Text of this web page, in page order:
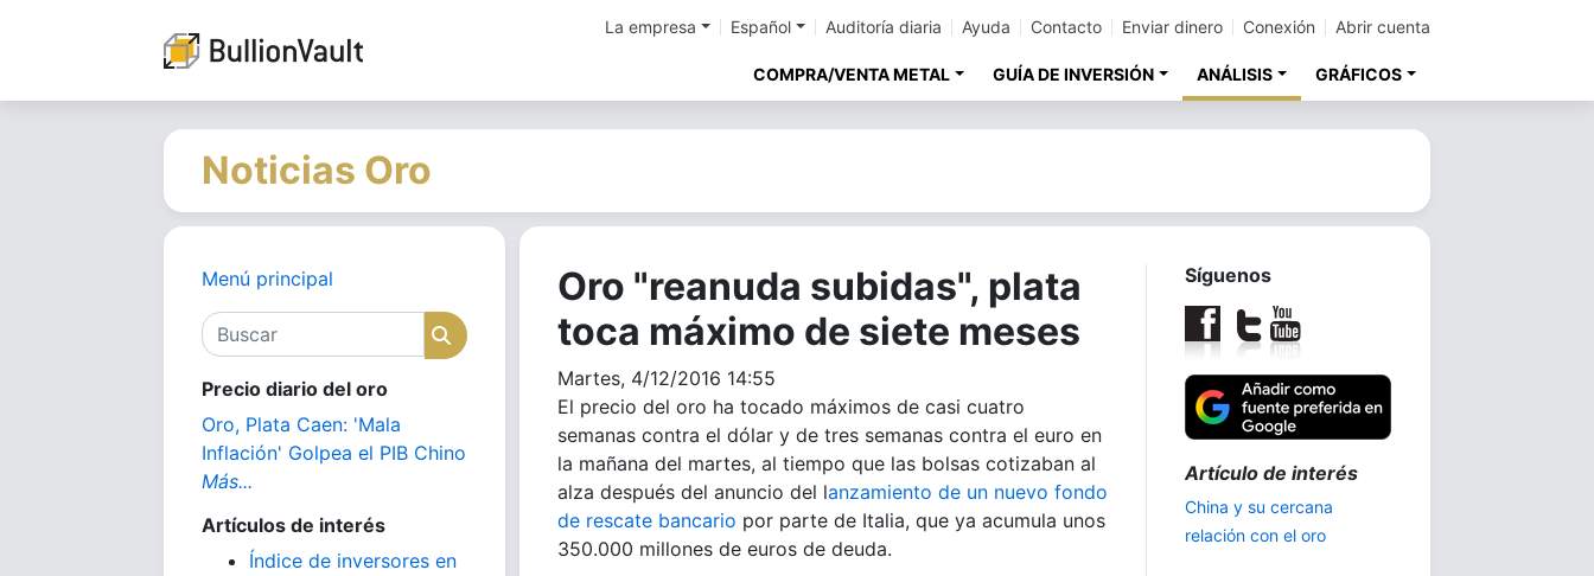
La empresa Español Auditoría diaria Ayuda Contacto Enviar dinero Conexión Abrir cuenta
COMPRA/VENTA METAL GUÍA DE INVERSIÓN ANÁLISIS GRÁFICOS
Noticias Oro
Menú principal
Buscar
Buscar
Precio diario del oro
Oro, Plata Caen: 'Mala
Inflación' Golpea el PIB Chino
Más...
Artículos de interés
Índice de inversores en
Oro "reanuda subidas", plata
toca máximo de siete meses
Martes, 4/12/2016 14:55
El precio del oro ha tocado máximos de casi cuatro
semanas contra el dólar y de tres semanas contra el euro en
la mañana del martes, al tiempo que las bolsas cotizaban al
alza después del anuncio del lanzamiento de un nuevo fondo
de rescate bancario por parte de Italia, que ya acumula unos
350.000 millones de euros de deuda.
Síguenos
Trilogía:
La demanda de plata